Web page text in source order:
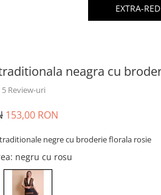
EXTRA-
neagra cu
5 Review-uri
153,00 RON
negre cu broderie florala rosie
: negru cu rosu